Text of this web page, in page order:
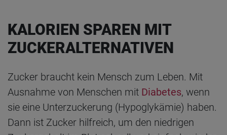
KALORIEN SPAREN MIT
ZUCKERALTERNATIVEN
Zucker braucht kein Mensch zum Leben. Mit
Ausnahme von Menschen mit Diabetes, wenn
sie eine Unterzuckerung (Hypoglykämie) haben.
Dann ist Zucker hilfreich, um den niedrigen